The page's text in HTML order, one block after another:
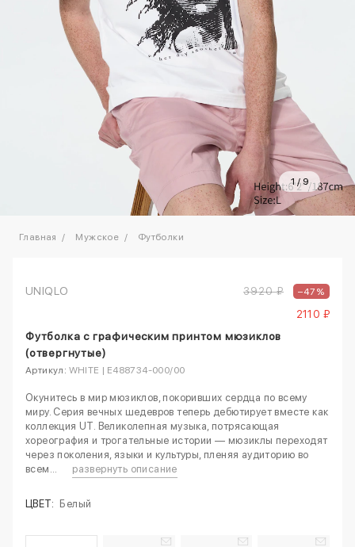
1/9
Главная Мужское Футболки
UNIQLO 3920 ₽ –47%
2110 ₽
Футболка с графическим принтом мюзиклов
(отвергнутые)
Артикул: WHITE | E488734-000/00
Окунитесь в мир мюзиклов, покоривших сердца по всему
миру. Серия вечных шедевров теперь дебютирует вместе как
коллекция UT. Великолепная музыка, потрясающая
хореография и трогательные истории — мюзиклы переходят
через поколения, языки и культуры, пленяя аудиторию во
всем...
развернуть описание
ЦВЕТ: Белый